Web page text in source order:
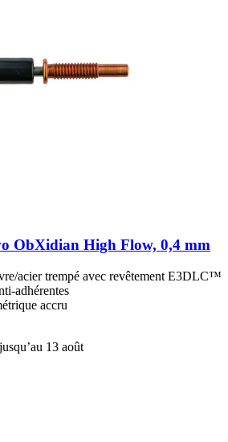
ObXidian High Flow, 0,4 mm
acier trempé avec revêtement E3DLC™
adhérentes
accru
13 août